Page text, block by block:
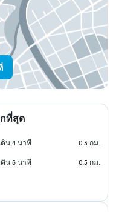
ที่สุด
ดิน 4 นาที 0.3 กม.
ดิน 6 นาที 0.5 กม.